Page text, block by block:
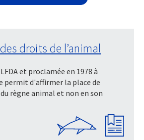
droits de l’animal
et proclamée en 1978 à
permit d'affirmer la place de
règne animal et non en son